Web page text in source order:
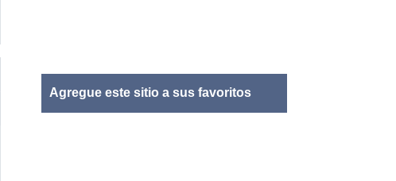
Agregue este sitio a sus favoritos